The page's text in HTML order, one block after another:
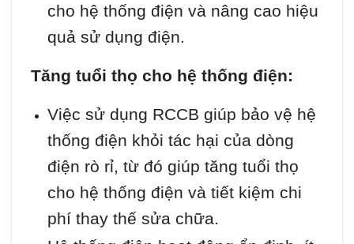
cho hệ thống điện và nâng cao hiệu
quả sử dụng điện.
Tăng tuổi thọ cho hệ thống điện:
Việc sử dụng RCCB giúp bảo vệ hệ
thống điện khỏi tác hại của dòng
điện rò rỉ, từ đó giúp tăng tuổi thọ
cho hệ thống điện và tiết kiệm chi
phí thay thế sửa chữa.